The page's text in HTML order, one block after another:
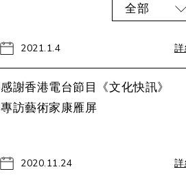
全部
2021.1.4
感謝香港電台節目《文化快訊》
專訪藝術家康雁屏
2020.11.24